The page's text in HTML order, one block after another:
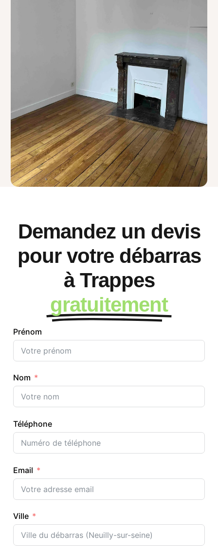
Demandez un devis
pour votre débarras
à Trappes
gratuitement
Prénom
Nom
Téléphone
Email
Ville